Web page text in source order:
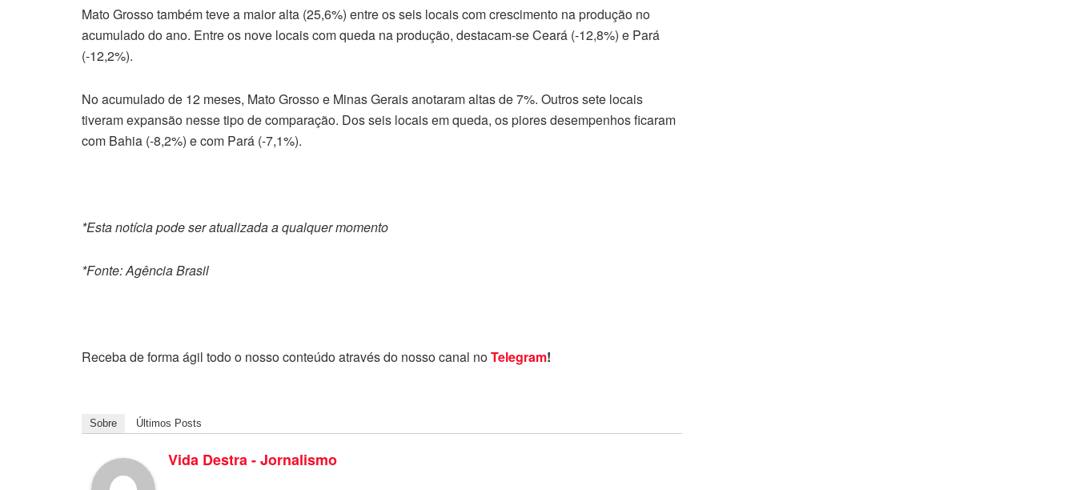
Mato Grosso também teve a maior alta (25,6%) entre os seis locais com crescimento na produção no
acumulado do ano. Entre os nove locais com queda na produção, destacam-se Ceará (-12,8%) e Pará
(-12,2%).
No acumulado de 12 meses, Mato Grosso e Minas Gerais anotaram altas de 7%. Outros sete locais
tiveram expansão nesse tipo de comparação. Dos seis locais em queda, os piores desempenhos ficaram
com Bahia (-8,2%) e com Pará (-7,1%).
*Esta notícia pode ser atualizada a qualquer momento
*Fonte: Agência Brasil
Receba de forma ágil todo o nosso conteúdo através do nosso canal noTelegram!
Sobre Últimos Posts
Vida Destra - Jornalismo